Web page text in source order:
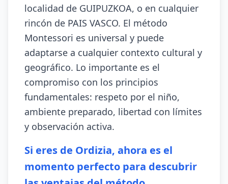
localidad de GUIPUZKOA, o en cualquier
rincón de PAIS VASCO. El método
Montessori es universal y puede
adaptarse a cualquier contexto cultural y
geográfico. Lo importante es el
compromiso con los principios
fundamentales: respeto por el niño,
ambiente preparado, libertad con límites
y observación activa.
Si eres de Ordizia, ahora es el
momento perfecto para descubrir